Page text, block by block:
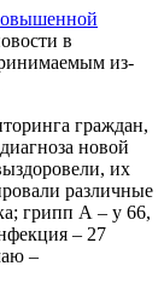
в
из-
граждан,
новой
их
различные
грипп А – у 66,
– 27
–